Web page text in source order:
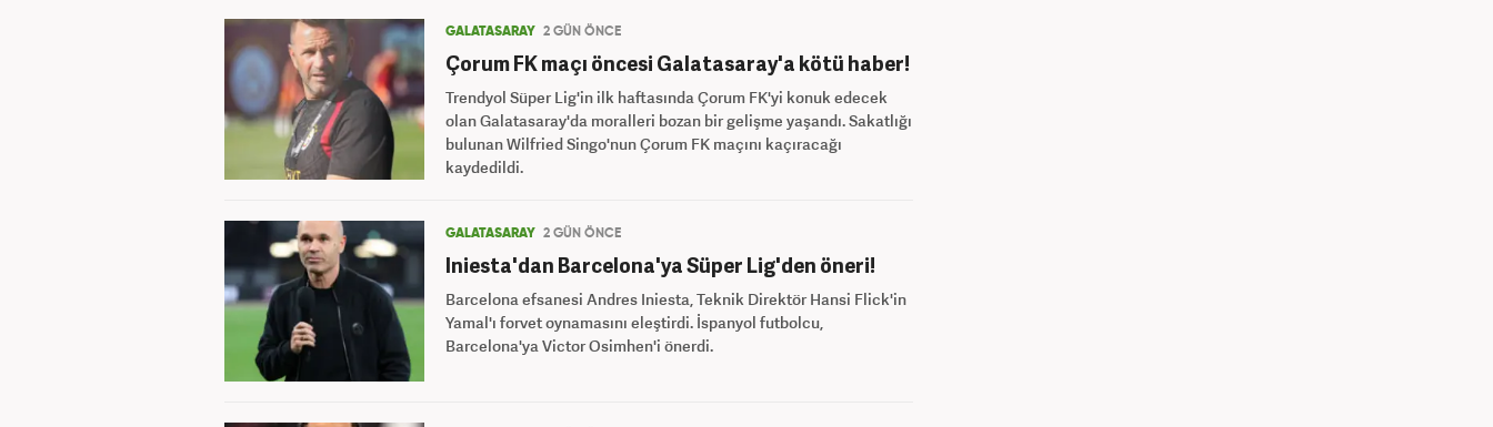
GALATASARAY 2 GÜN ÖNCE
Çorum FK maçı öncesi Galatasaray'a kötü haber!
Trendyol Süper Lig'in ilk haftasında Çorum FK'yi konuk edecek
olan Galatasaray'da moralleri bozan bir gelişme yaşandı. Sakatlığı
bulunan Wilfried Singo'nun Çorum FK maçını kaçıracağı
kaydedildi.
GALATASARAY 2 GÜN ÖNCE
Iniesta'dan Barcelona'ya Süper Lig'den öneri!
Barcelona efsanesi Andres Iniesta, Teknik Direktör Hansi Flick'in
Yamal'ı forvet oynamasını eleştirdi. İspanyol futbolcu,
Barcelona'ya Victor Osimhen'i önerdi.